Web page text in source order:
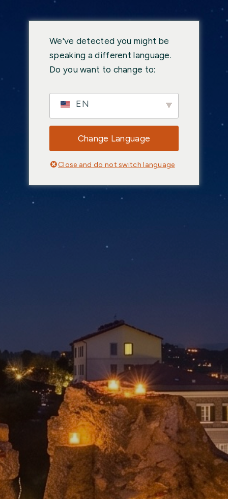
We've detected you might be
speaking a different language.
Do you want to change to:
EN
Change Language
Close and do not switch language